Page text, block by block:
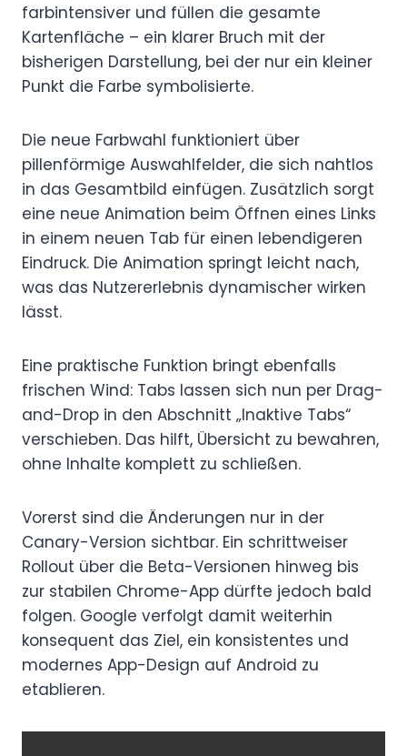
farbintensiver und füllen die gesamte
Kartenfläche – ein klarer Bruch mit der
bisherigen Darstellung, bei der nur ein kleiner
Punkt die Farbe symbolisierte.
Die neue Farbwahl funktioniert über
pillenförmige Auswahlfelder, die sich nahtlos
in das Gesamtbild einfügen. Zusätzlich sorgt
eine neue Animation beim Öffnen eines Links
in einem neuen Tab für einen lebendigeren
Eindruck. Die Animation springt leicht nach,
was das Nutzererlebnis dynamischer wirken
lässt.
Eine praktische Funktion bringt ebenfalls
frischen Wind: Tabs lassen sich nun per Drag-
and-Drop in den Abschnitt „Inaktive Tabs“
verschieben. Das hilft, Übersicht zu bewahren,
ohne Inhalte komplett zu schließen.
Vorerst sind die Änderungen nur in der
Canary-Version sichtbar. Ein schrittweiser
Rollout über die Beta-Versionen hinweg bis
zur stabilen Chrome-App dürfte jedoch bald
folgen. Google verfolgt damit weiterhin
konsequent das Ziel, ein konsistentes und
modernes App-Design auf Android zu
etablieren.